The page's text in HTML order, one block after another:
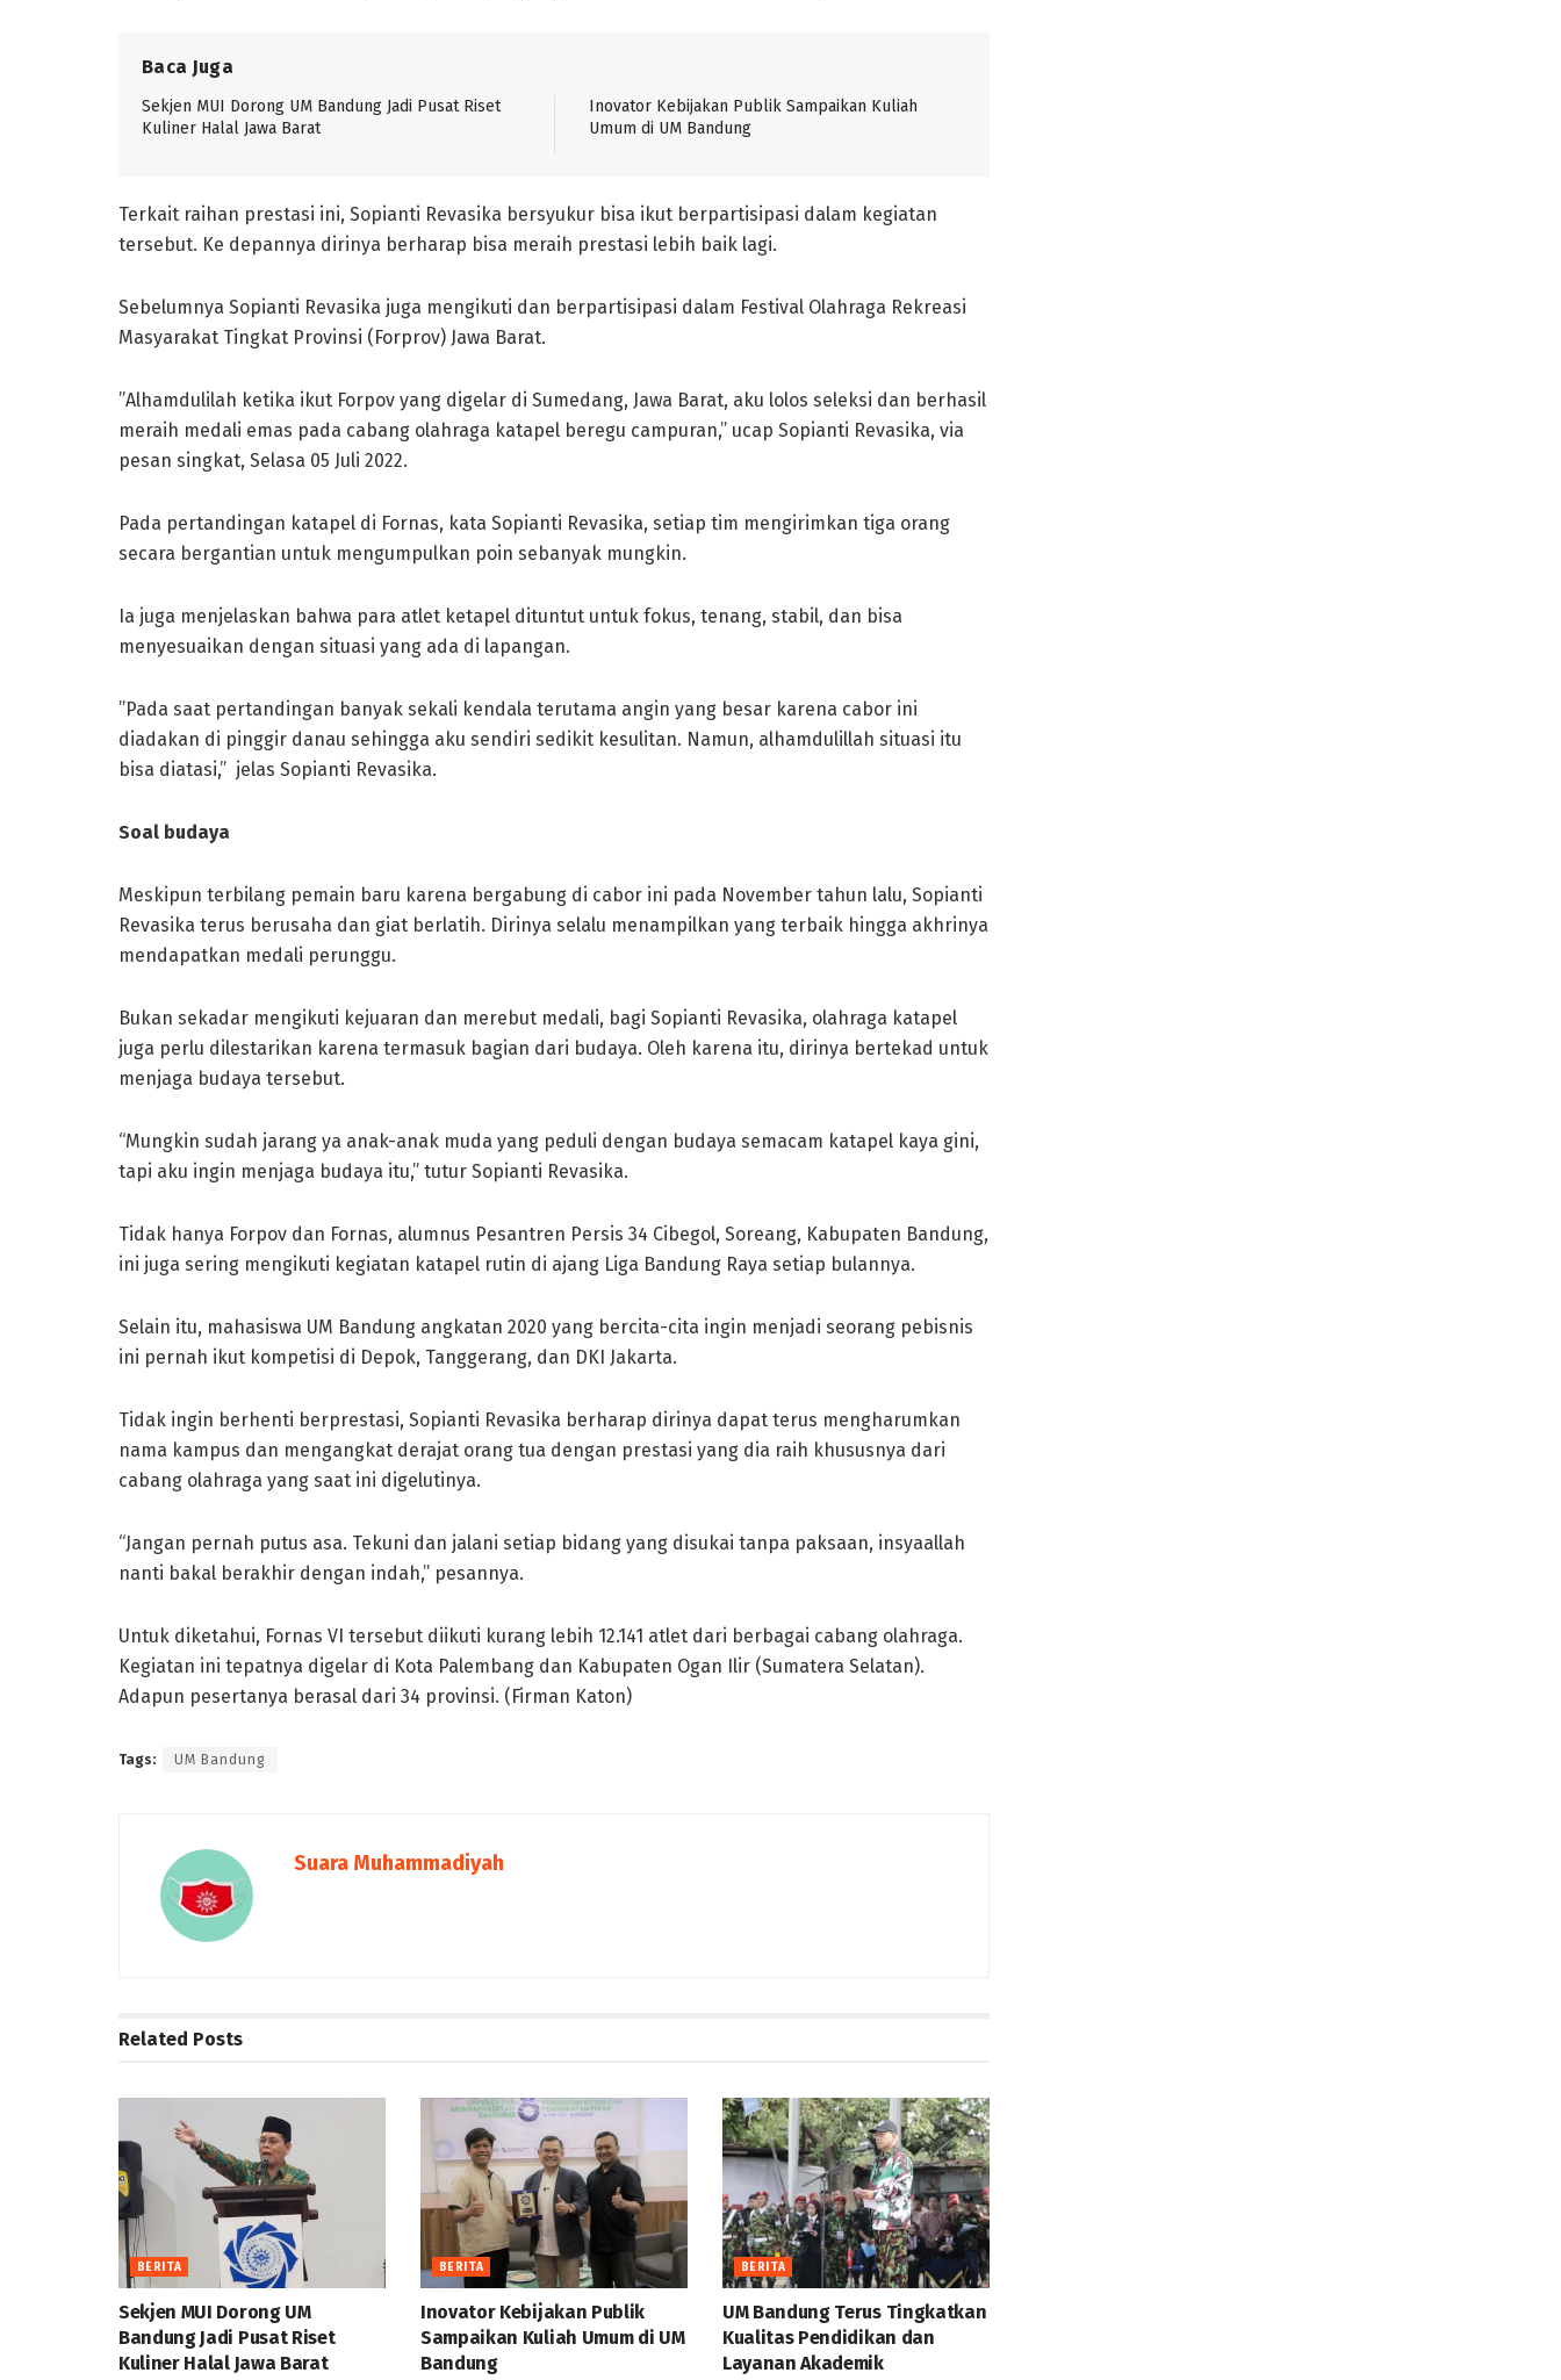
Baca Juga
Sekjen MUI Dorong UM Bandung Jadi Pusat Riset
Kuliner Halal Jawa Barat
Inovator Kebijakan Publik Sampaikan Kuliah
Umum di UM Bandung
Terkait raihan prestasi ini, Sopianti Revasika bersyukur bisa ikut berpartisipasi dalam kegiatan
tersebut. Ke depannya dirinya berharap bisa meraih prestasi lebih baik lagi.
Sebelumnya Sopianti Revasika juga mengikuti dan berpartisipasi dalam Festival Olahraga Rekreasi
Masyarakat Tingkat Provinsi (Forprov) Jawa Barat.
”Alhamdulilah ketika ikut Forpov yang digelar di Sumedang, Jawa Barat, aku lolos seleksi dan berhasil
meraih medali emas pada cabang olahraga katapel beregu campuran,” ucap Sopianti Revasika, via
pesan singkat, Selasa 05 Juli 2022.
Pada pertandingan katapel di Fornas, kata Sopianti Revasika, setiap tim mengirimkan tiga orang
secara bergantian untuk mengumpulkan poin sebanyak mungkin.
Ia juga menjelaskan bahwa para atlet ketapel dituntut untuk fokus, tenang, stabil, dan bisa
menyesuaikan dengan situasi yang ada di lapangan.
”Pada saat pertandingan banyak sekali kendala terutama angin yang besar karena cabor ini
diadakan di pinggir danau sehingga aku sendiri sedikit kesulitan. Namun, alhamdulillah situasi itu
bisa diatasi,” jelas Sopianti Revasika.
Soal budaya
Meskipun terbilang pemain baru karena bergabung di cabor ini pada November tahun lalu, Sopianti
Revasika terus berusaha dan giat berlatih. Dirinya selalu menampilkan yang terbaik hingga akhrinya
mendapatkan medali perunggu.
Bukan sekadar mengikuti kejuaran dan merebut medali, bagi Sopianti Revasika, olahraga katapel
juga perlu dilestarikan karena termasuk bagian dari budaya. Oleh karena itu, dirinya bertekad untuk
menjaga budaya tersebut.
“Mungkin sudah jarang ya anak-anak muda yang peduli dengan budaya semacam katapel kaya gini,
tapi aku ingin menjaga budaya itu,” tutur Sopianti Revasika.
Tidak hanya Forpov dan Fornas, alumnus Pesantren Persis 34 Cibegol, Soreang, Kabupaten Bandung,
ini juga sering mengikuti kegiatan katapel rutin di ajang Liga Bandung Raya setiap bulannya.
Selain itu, mahasiswa UM Bandung angkatan 2020 yang bercita-cita ingin menjadi seorang pebisnis
ini pernah ikut kompetisi di Depok, Tanggerang, dan DKI Jakarta.
Tidak ingin berhenti berprestasi, Sopianti Revasika berharap dirinya dapat terus mengharumkan
nama kampus dan mengangkat derajat orang tua dengan prestasi yang dia raih khususnya dari
cabang olahraga yang saat ini digelutinya.
“Jangan pernah putus asa. Tekuni dan jalani setiap bidang yang disukai tanpa paksaan, insyaallah
nanti bakal berakhir dengan indah,” pesannya.
Untuk diketahui, Fornas VI tersebut diikuti kurang lebih 12.141 atlet dari berbagai cabang olahraga.
Kegiatan ini tepatnya digelar di Kota Palembang dan Kabupaten Ogan Ilir (Sumatera Selatan).
Adapun pesertanya berasal dari 34 provinsi. (Firman Katon)
Tags: UM Bandung
Suara Muhammadiyah
Related Posts
BERITA
Sekjen MUI Dorong UM
Bandung Jadi Pusat Riset
Kuliner Halal Jawa Barat
BERITA
Inovator Kebijakan Publik
Sampaikan Kuliah Umum di UM
Bandung
BERITA
UM Bandung Terus Tingkatkan
Kualitas Pendidikan dan
Layanan Akademik